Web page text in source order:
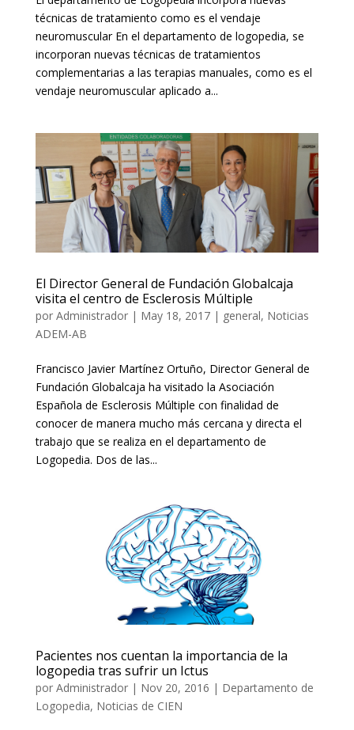
técnicas de tratamiento como es el vendaje
neuromuscular En el departamento de logopedia, se
incorporan nuevas técnicas de tratamientos
complementarias a las terapias manuales, como es el
vendaje neuromuscular aplicado a...
El Director General de Fundación Globalcaja
visita el centro de Esclerosis Múltiple
por Administrador| May 18, 2017| general, Noticias
ADEM-AB
Francisco Javier Martínez Ortuño, Director General de
Fundación Globalcaja ha visitado la Asociación
Española de Esclerosis Múltiple con finalidad de
conocer de manera mucho más cercana y directa el
trabajo que se realiza en el departamento de
Logopedia. Dos de las...
Pacientes nos cuentan la importancia de la
logopedia tras sufrir un Ictus
por Administrador| Nov 20, 2016 | Departamento de
Logopedia, Noticias de CIEN